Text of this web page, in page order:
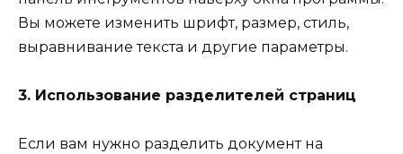
Вы можете изменить шрифт, размер, стиль,
выравнивание текста и другие параметры.
3. Использование разделителей страниц
Если вам нужно разделить документ на